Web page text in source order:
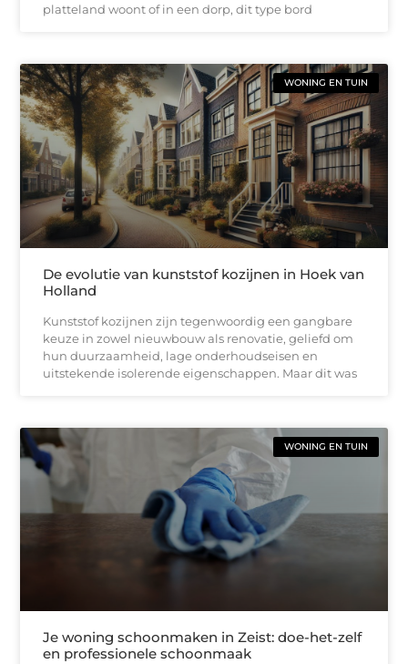
platteland woont of in een dorp, dit type bord
WONING EN TUIN
De evolutie van kunststof kozijnen in Hoek van
Holland
Kunststof kozijnen zijn tegenwoordig een gangbare
keuze in zowel nieuwbouw als renovatie, geliefd om
hun duurzaamheid, lage onderhoudseisen en
uitstekende isolerende eigenschappen. Maar dit was
WONING EN TUIN
Je woning schoonmaken in Zeist: doe-het-zelf
en professionele schoonmaak